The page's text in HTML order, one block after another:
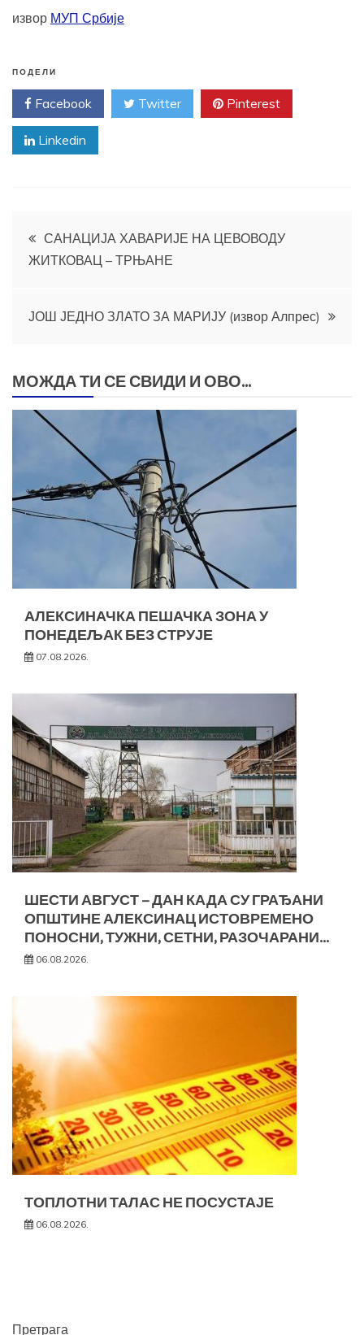
извор МУП Србије
ПОДЕЛИ
Facebook Twitter Pinterest
Linkedin
Кретање
чланка
САНАЦИЈА ХАВАРИЈЕ НА ЦЕВОВОДУ
ЖИТКОВАЦ – ТРЊАНЕ
ЈОШ ЈЕДНО ЗЛАТО ЗА МАРИЈУ (извор Алпрес)
МОЖДА ТИ СЕ СВИДИ И ОВО...
АЛЕКСИНАЧКА ПЕШАЧКА ЗОНА У
ПОНЕДЕЉАК БЕЗ СТРУЈЕ
07.08.2026.
ШЕСТИ АВГУСТ – ДАН КАДА СУ ГРАЂАНИ
ОПШТИНЕ АЛЕКСИНАЦ ИСТОВРЕМЕНО
ПОНОСНИ, ТУЖНИ, СЕТНИ, РАЗОЧАРАНИ…
06.08.2026.
ТОПЛОТНИ ТАЛАС НЕ ПОСУСТАЈЕ
06.08.2026.
Претрага